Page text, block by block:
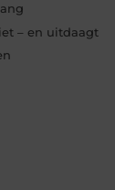
– en uitdaagt